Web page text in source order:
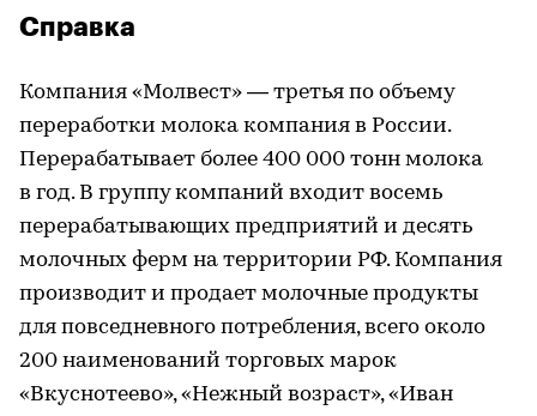
Справка
Компания «Молвест» — третья по объему
переработки молока компания в России.
Перерабатывает более 400 000 тонн молока
в год. В группу компаний входит восемь
перерабатывающих предприятий и десять
молочных ферм на территории РФ. Компания
производит и продает молочные продукты
для повседневного потребления, всего около
200 наименований торговых марок
«Вкуснотеево», «Нежный возраст», «Иван